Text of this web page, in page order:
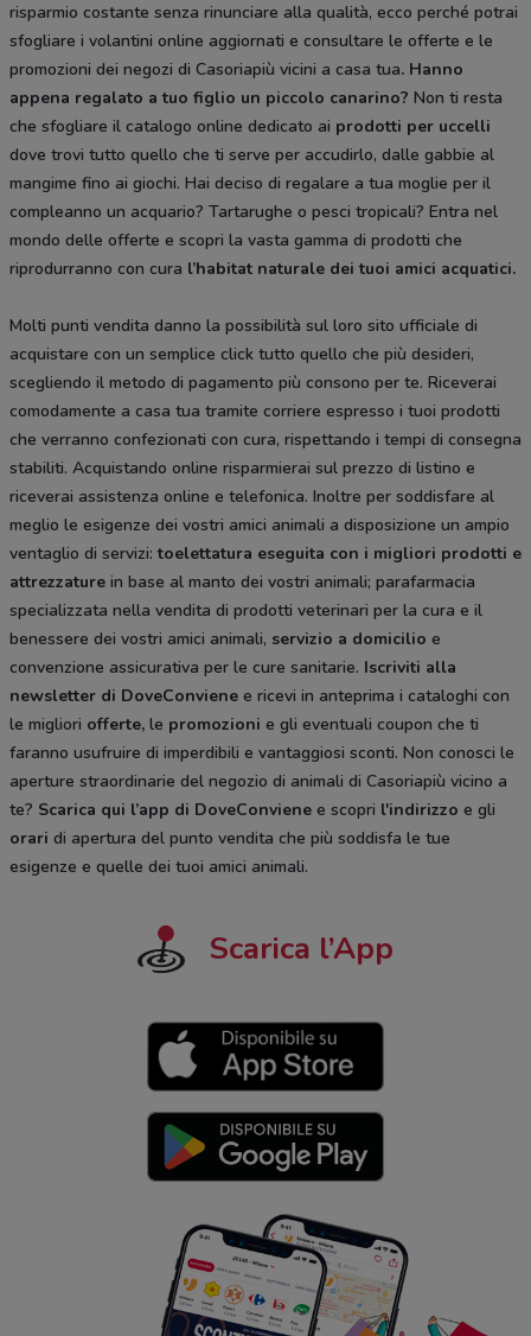
risparmio costante senza rinunciare alla qualità, ecco perché potrai
sfogliare i volantini online aggiornati e consultare le offerte e le
promozioni dei negozi di Casoriapiù vicini a casa tua. Hanno
appena regalato a tuo figlio un piccolo canarino? Non ti resta
che sfogliare il catalogo online dedicato ai prodotti per uccelli
dove trovi tutto quello che ti serve per accudirlo, dalle gabbie al
mangime fino ai giochi. Hai deciso di regalare a tua moglie per il
compleanno un acquario? Tartarughe o pesci tropicali? Entra nel
mondo delle offerte e scopri la vasta gamma di prodotti che
riprodurranno con cura l’habitat naturale dei tuoi amici acquatici.
Molti punti vendita danno la possibilità sul loro sito ufficiale di
acquistare con un semplice click tutto quello che più desideri,
scegliendo il metodo di pagamento più consono per te. Riceverai
comodamente a casa tua tramite corriere espresso i tuoi prodotti
che verranno confezionati con cura, rispettando i tempi di consegna
stabiliti. Acquistando online risparmierai sul prezzo di listino e
riceverai assistenza online e telefonica. Inoltre per soddisfare al
meglio le esigenze dei vostri amici animali a disposizione un ampio
ventaglio di servizi:toelettatura eseguita con i migliori prodotti e
attrezzature in base al manto dei vostri animali; parafarmacia
specializzata nella vendita di prodotti veterinari per la cura e il
benessere dei vostri amici animali, servizio a domicilio e
convenzione assicurativa per le cure sanitarie. Iscriviti alla
newsletter di DoveConviene e ricevi in anteprima i cataloghi con
le migliori offerte, le promozioni e gli eventuali coupon che ti
faranno usufruire di imperdibili e vantaggiosi sconti. Non conosci le
aperture straordinarie del negozio di animali di Casoriapiù vicino a
te? Scarica qui l’app di DoveConviene e scopri l'indirizzo e gli
orari di apertura del punto vendita che più soddisfa le tue
esigenze e quelle dei tuoi amici animali.
Scarica l’App